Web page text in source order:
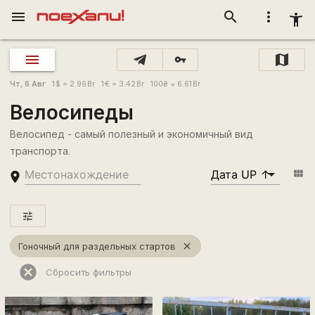
more_vert accessibility_new
search
menu
vpn_key
Чт, 6 Авг 1 $ = 2.96 Br 1€ = 3.42 Br 100₴ = 6.61 Br
Велосипеды
Велосипед - самый полезный и экономичный вид
транспорта.
place view_module
tune
Гоночный для раздельных стартов close
Сбросить фильтры
cancel